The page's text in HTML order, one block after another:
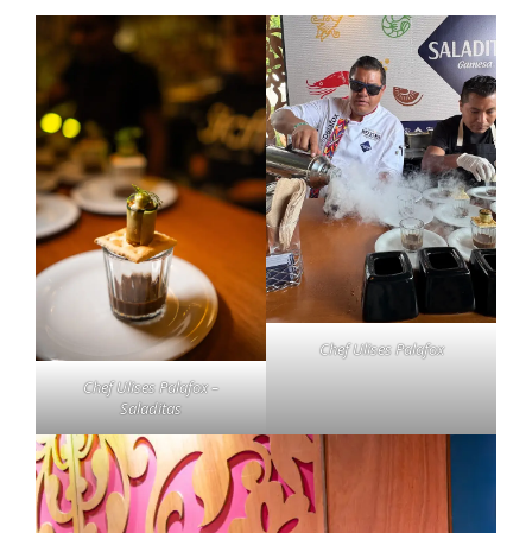
Chef Ulises Palafox –
Saladitas
Chef Ulises Palafox